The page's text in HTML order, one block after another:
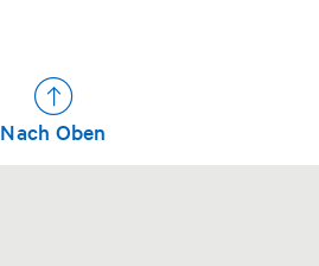
Nach Oben